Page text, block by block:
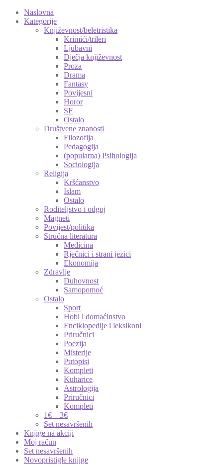
Naslovna
Kategorije
Književnost/beletristika
Krimići/trileri
Ljubavni
Dječja književnost
Proza
Drama
Fantasy
Povijesni
Horor
SF
Ostalo
Društvene znanosti
Filozofija
Pedagogija
(popularna) Psihologija
Sociologija
Religija
Kršćanstvo
Islam
Ostalo
Roditeljstvo i odgoj
Magneti
Povijest/politika
Stručna literatura
Medicina
Rječnici i strani jezici
Ekonomija
Zdravlje
Duhovnost
Samopomoć
Ostalo
Sport
Hobi i domaćinstvo
Enciklopedije i leksikoni
Priručnici
Poezija
Misterije
Putopisi
Kompleti
Kuharice
Astrologija
Priručnici
Kompleti
1€ – 3€
Set nesavršenih
Knjige na akciji
Moj račun
Set nesavršenih
Novopristigle knjige